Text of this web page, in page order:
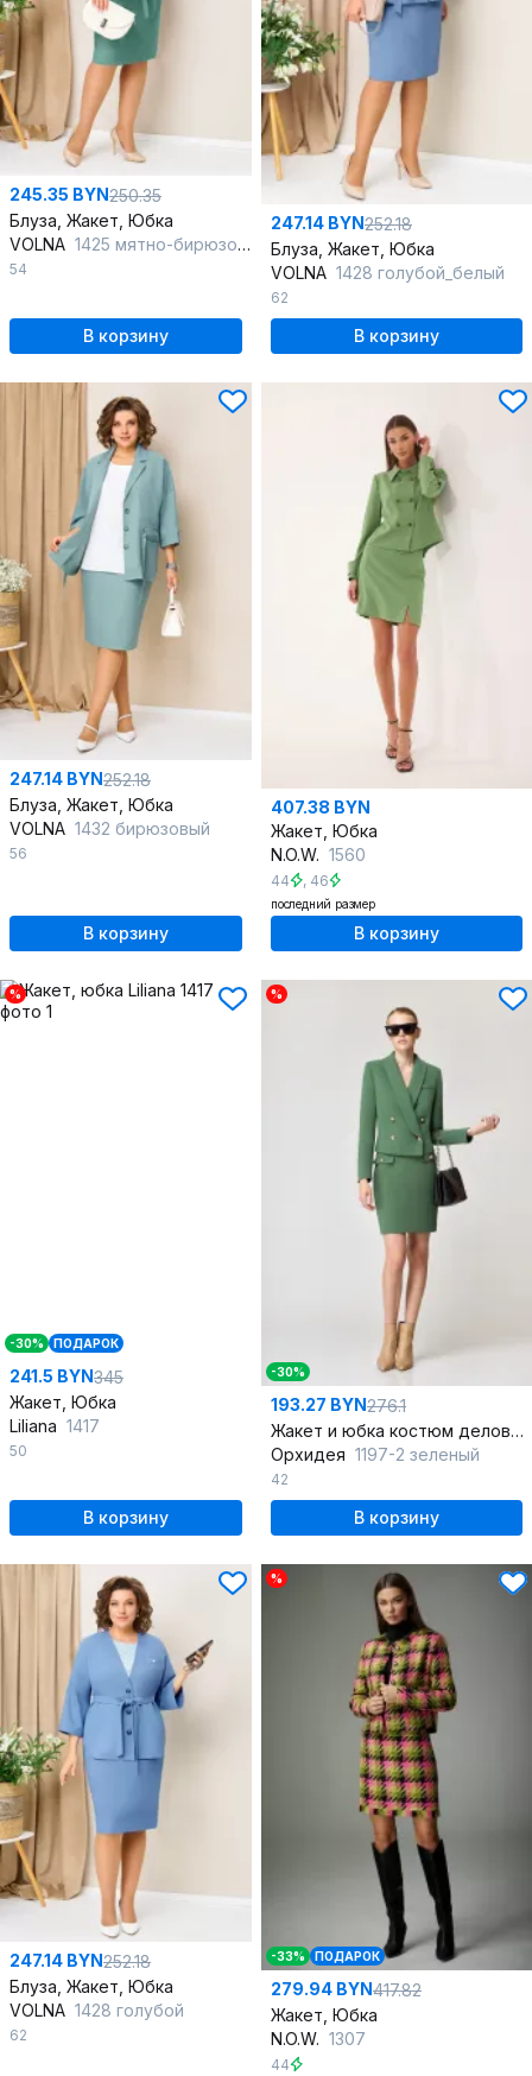
245.35 BYN250.35
Блуза, Жакет, Юбка
VOLNA 1425 мятно-бирюзовый
54
В корзину
247.14 BYN252.18
Блуза, Жакет, Юбка
VOLNA 1428 голубой_белый
62
В корзину
247.14 BYN252.18
Блуза, Жакет, Юбка
VOLNA 1432 бирюзовый
56
В корзину
407.38 BYN
Жакет, Юбка
N.O.W. 1560
44 , 46
последний размер
В корзину
%
-30% ПОДАРОК
241.5 BYN345
Жакет, Юбка
Liliana 1417
50
В корзину
%
-30%
193.27 BYN276.1
Жакет и юбка костюм деловой полуприлегающий демисезон
Орхидея 1197-2 зеленый
42
В корзину
247.14 BYN252.18
Блуза, Жакет, Юбка
VOLNA 1428 голубой
62
%
-33% ПОДАРОК
279.94 BYN417.82
Жакет, Юбка
N.O.W. 1307
44